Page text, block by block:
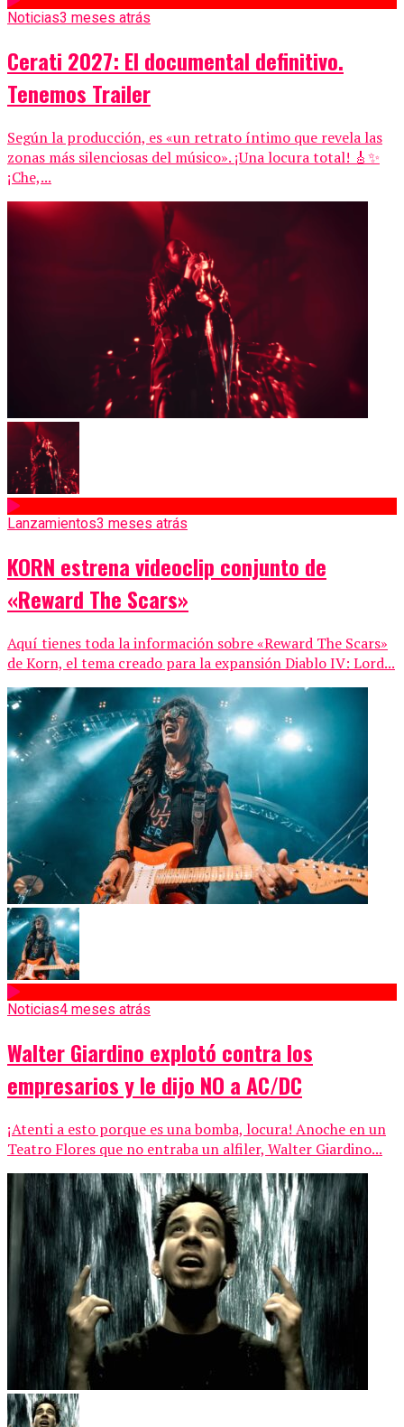
Noticias3 meses atrás
Cerati 2027: El documental definitivo.
Tenemos Trailer
Según la producción, es «un retrato íntimo que revela las
zonas más silenciosas del músico». ¡Una locura total! 🎸✨
¡Che,...
Lanzamientos3 meses atrás
KORN estrena videoclip conjunto de
«Reward The Scars»
Aquí tienes toda la información sobre «Reward The Scars»
de Korn, el tema creado para la expansión Diablo IV: Lord...
Noticias4 meses atrás
Walter Giardino explotó contra los
empresarios y le dijo NO a AC/DC
¡Atenti a esto porque es una bomba, locura! Anoche en un
Teatro Flores que no entraba un alfiler, Walter Giardino...